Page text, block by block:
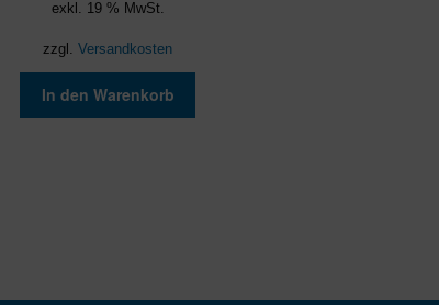
exkl. 19 % MwSt.
zzgl.Versandkosten
In den Warenkorb